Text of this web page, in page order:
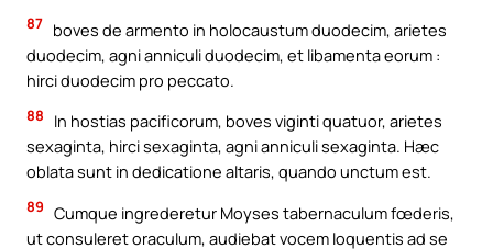
87 boves de armento in holocaustum duodecim, arietes
duodecim, agni anniculi duodecim, et libamenta eorum :
hirci duodecim pro peccato.
88
In hostias pacificorum, boves viginti quatuor, arietes
sexaginta, hirci sexaginta, agni anniculi sexaginta. Hæc
oblata sunt in dedicatione altaris, quando unctum est.
89 Cumque ingrederetur Moyses tabernaculum fœderis,
ut consuleret oraculum, audiebat vocem loquentis ad se